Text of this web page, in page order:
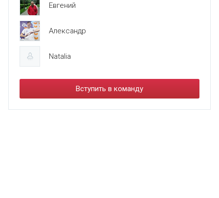
Евгений
Александр
Natalia
Вступить в команду